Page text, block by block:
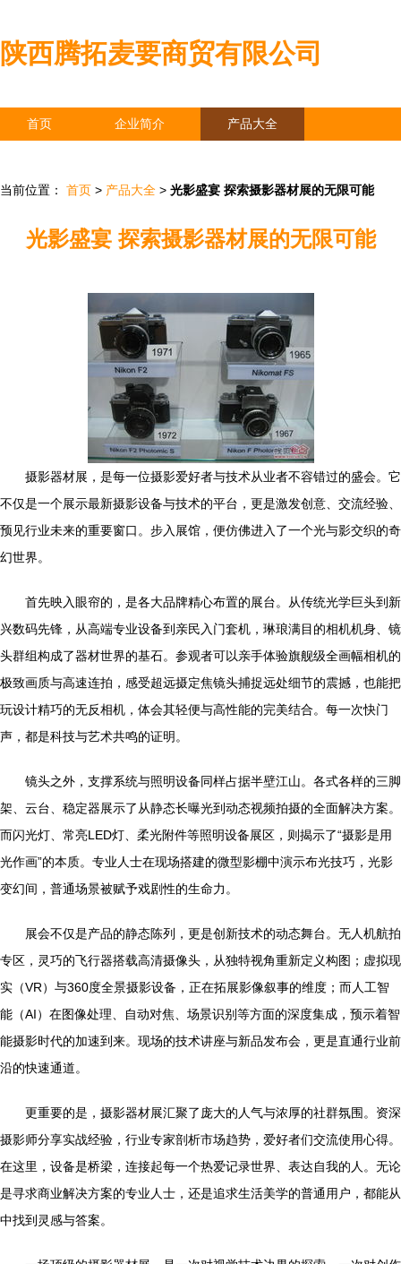
陕西腾拓麦要商贸有限公司
首页 企业简介 产品大全
当前位置： 首页 > 产品大全 > 光影盛宴 探索摄影器材展的无限可能
光影盛宴 探索摄影器材展的无限可能
摄影器材展，是每一位摄影爱好者与技术从业者不容错过的盛会。它
不仅是一个展示最新摄影设备与技术的平台，更是激发创意、交流经验、
预见行业未来的重要窗口。步入展馆，便仿佛进入了一个光与影交织的奇
幻世界。
首先映入眼帘的，是各大品牌精心布置的展台。从传统光学巨头到新
兴数码先锋，从高端专业设备到亲民入门套机，琳琅满目的相机机身、镜
头群组构成了器材世界的基石。参观者可以亲手体验旗舰级全画幅相机的
极致画质与高速连拍，感受超远摄定焦镜头捕捉远处细节的震撼，也能把
玩设计精巧的无反相机，体会其轻便与高性能的完美结合。每一次快门
声，都是科技与艺术共鸣的证明。
镜头之外，支撑系统与照明设备同样占据半壁江山。各式各样的三脚
架、云台、稳定器展示了从静态长曝光到动态视频拍摄的全面解决方案。
而闪光灯、常亮LED灯、柔光附件等照明设备展区，则揭示了“摄影是用
光作画”的本质。专业人士在现场搭建的微型影棚中演示布光技巧，光影
变幻间，普通场景被赋予戏剧性的生命力。
展会不仅是产品的静态陈列，更是创新技术的动态舞台。无人机航拍
专区，灵巧的飞行器搭载高清摄像头，从独特视角重新定义构图；虚拟现
实（VR）与360度全景摄影设备，正在拓展影像叙事的维度；而人工智
能（AI）在图像处理、自动对焦、场景识别等方面的深度集成，预示着智
能摄影时代的加速到来。现场的技术讲座与新品发布会，更是直通行业前
沿的快速通道。
更重要的是，摄影器材展汇聚了庞大的人气与浓厚的社群氛围。资深
摄影师分享实战经验，行业专家剖析市场趋势，爱好者们交流使用心得。
在这里，设备是桥梁，连接起每一个热爱记录世界、表达自我的人。无论
是寻求商业解决方案的专业人士，还是追求生活美学的普通用户，都能从
中找到灵感与答案。